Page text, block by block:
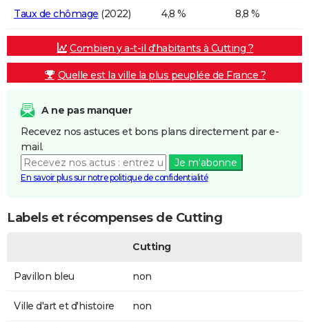
Taux de chômage (2022) 4,8 % 8,8 %
Combien y a-t-il d'habitants à Cutting ?
Quelle est la ville la plus peuplée de France ?
A ne pas manquer
Recevez nos astuces et bons plans directement par e-
mail.
Je m'abonne
En savoir plus sur notre politique de confidentialité
Labels et récompenses de Cutting
Cutting
Pavillon bleu non
Ville d'art et d'histoire non